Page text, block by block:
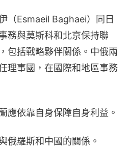
（Esmaeil Baghaei）同日
務與莫斯科和北京保持聯
包括戰略夥伴關係。中俄兩
理事國，在國際和地區事務
應依靠自身保障自身利益。
俄羅斯和中國的關係。